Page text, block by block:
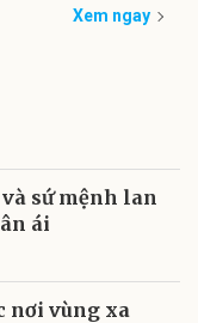
Xem ngay
sứ mệnh lan
ái
nơi vùng xa